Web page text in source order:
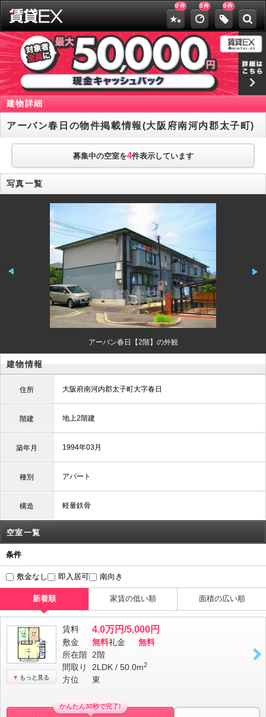
0 件 0件 0件
建物詳細
アーバン春日の物件掲載情報(大阪府南河内郡太子町)
募集中の空室を4件表示しています
写真一覧
アーバン春日【2階】の外観
建物情報
住所 大阪府南河内郡太子町大字春日
階建 地上2階建
築年月 1994年03月
種別 アパート
構造 軽量鉄骨
空室一覧
条件
敷金なし 即入居可 南向き
新着順 家賃の低い順 面積の広い順
もっと見る
賃料 4.0万円/5,000円
敷金 無料礼金
無料
所在階 2階
間取り
2LDK / 50.0m2
方位 東
かんたん30秒で完了!